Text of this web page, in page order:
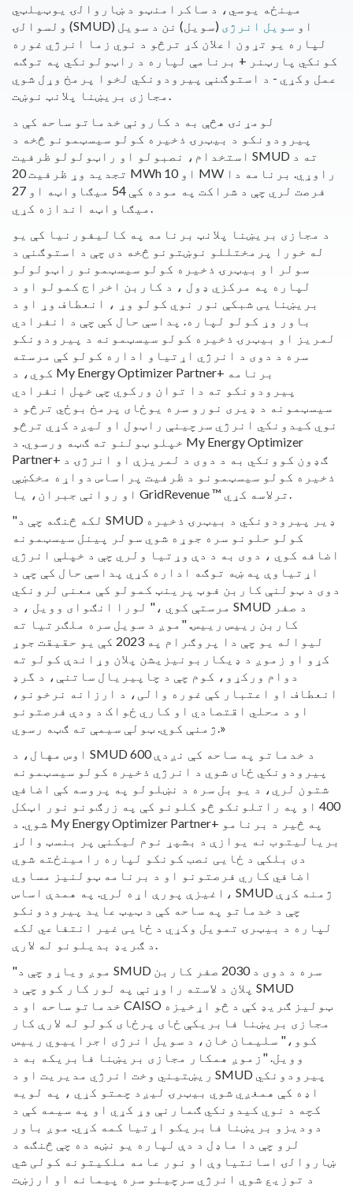
مینځه یوسي، د ساکرامنټو د ښاروالۍ یوټیلټي
ولسوالۍ
(SMUD) او سویل انرژی (سویل) نن د سویل
لپاره یو تړون اعلان کړ ترڅو د نوي زما انرژي غوره
کونکي پارټنر + برنامې لپاره د راټولونکي په توګه
عمل وکړي - د استوګنې پیرودونکي لخوا پرمخ وړل شوي
مجازی بریښنا پلانټ نوښت.
لومړنۍ هڅې به د کارونې خدماتو ساحه کې د
پیرودونکو د بیټرۍ ذخیره کولو سیسټمونو څخه د
استخدام، نصبولو او راټولولو ظرفیت SMUD ته د
تجدید وړ ظرفیت 20 MWh او 10 MW راوړي. برنامه دا
فرصت لري چې د شراکت په موده کې 54 میګاواټه او 27
میګاواټه اندازه کړي.
د مجازی بریښنا پلانټ برنامه په کالیفورنیا کې یو
له خورا پرمختللو نوښتونو څخه دی چې د استوګنې د
سولر او بیټرۍ ذخیره کولو سیسټمونو راټولولو
لپاره په مرکزي ډول ، د کاربن اخراج کمولو او د
بریښنایی شبکې نور نوي کولو وړ ، انعطاف وړ او د
باور وړ کولو لپاره. پداسې حال کې چې د انفرادي
لمریز او بیټرۍ ذخیره کولو سیسټمونه د پیرودونکو
سره د دوی د انرژي اړتیاو اداره کولو کې مرسته
کوي، د My Energy Optimizer Partner+ برنامه
پیرودونکو ته دا توان ورکوي چې خپل انفرادي
سیسټمونه د ډیری نورو سره یوځای پرمخ بوځي ترڅو د
نوي کیدونکي انرژي سرچینې راټول او لیږد کړي ترڅو
خپلو ټولنو ته ګټه ورسوي. د My Energy Optimizer
Partner+ ګډون کوونکي به د دوی د لمریزې او انرژۍ د
ذخیره کولو سیسټمونو د ظرفیت پراساس دواړه مخکښې
او روانې جبران، یا GridRevenue ™ ترلاسه کړي.
"لکه څنګه چې د SMUD ډیر پیرودونکي د بیټرۍ ذخیره
کولو حلونو سره جوړه شوي سولر پینل سیسټمونه
اضافه کوي ، دوی به د دې وړتیا ولري چې د خپلې انرژي
اړتیاوې په ښه توګه اداره کړي پداسې حال کې چې د
دوی د ټولنې کاربن فوټ پرینټ کمولو کې معنی لرونکي
مرستې کوي ،" لورا انګوای وویل ، د SMUD د صفر
کاربن رییس رییس. "موږ د سویل سره ملګرتیا ته
لیواله یو چې دا پروګرام په 2023 کې یو حقیقت جوړ
کړو او زموږ د ډیکاربونیزیشن پلان وړاندې کولو ته
دوام ورکړو، کوم چې د چاپیریال ساتنې، د گرډ
انعطاف او اعتبار کې غوره والی، د ارزانه نرخونو،
او د محلي اقتصادي او کاري ځواک د ودې فرصتونو
ژمنې کوي. ټولې سیمې ته ګټه رسوي.»
اوس مهال، د SMUD د خدماتو په ساحه کې نږدې 600
پیرودونکي ځای شوي د انرژي ذخیره کولو سیسټمونه
شتون لري، د یو بل سره د نښلولو په پروسه کې اضافي
400 او په راتلونکو څو کلونو کې په زرګونو نور اټکل
شوي. د My Energy Optimizer Partner+ په څیر د برنامو
بریالیتوب نه یوازې د بشپړ نوم لیکنې پر بنسټ والړ
دی بلکې د ځایی نصب کونکو لپاره رامینځته شوي
اضافي کاري فرصتونو او د برنامه ټولنیز مساوي
اغیزې پورې اړه لري. په همدې اساس، SMUD ژمنه کړې
چې د خدماتو په ساحه کې د ټیټ عاید پیرودونکو
لپاره د بیټرۍ تمویل وکړي د ځایی غیر انتفاعي لکه
د ګریډ بدیلونو له لارې.
"موږ ویاړو چې د SMUD سره د دوی د 2030 صفر کاربن
پلان د لاسته راوړنې په لور کار کوو چې د SMUD
خدماتو ساحه او د CAISO ټولیز ګریډ کې د څو اړخیزه
مجازی بریښنا فابریکې ځای پرځای کولو له لارې کار
کوو،" سلیمان خان، د سویل انرژی اجراییوي رییس
وویل. "زموږ همکار مجازی بریښنا فابریکه به د
ریښتیني وخت انرژي مدیریت او د SMUD پیرودونکي
اډه کې همغږي شوي بیټرۍ لیږد چمتو کړي ، په لویه
کچه د نوي کیدونکي ګمارنې وړ کړي او په سیمه کې د
دودیزو بریښنا فابریکو اړتیا کمه کړي. موږ باور
لرو چې دا ماډل د دې لپاره یو نښه ده چې څنګه د
ښاروالۍ اسانتیاوې او نور عامه ملکیتونه کولی شي
د توزیع شوي انرژي سرچینو سره پیمانه او ارزښت